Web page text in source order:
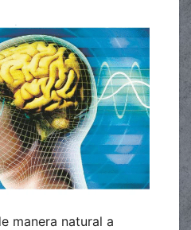
manera natural a